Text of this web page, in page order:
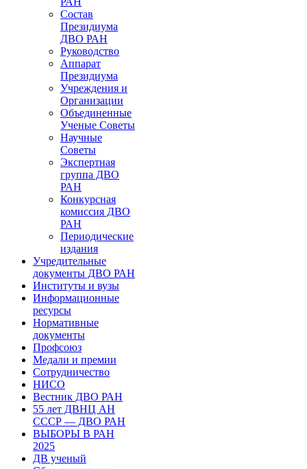
Состав
Президиума
ДВО РАН
Руководство
Аппарат
Президиума
Учреждения и
Организации
Объединенные
Ученые Советы
Научные
Советы
Экспертная
группа ДВО
РАН
Конкурсная
комиссия ДВО
РАН
Периодические
издания
Учредительные
документы ДВО РАН
Институты и вузы
Информационные
ресурсы
Нормативные
документы
Профсоюз
Медали и премии
Сотрудничество
НИСО
Вестник ДВО РАН
55 лет ДВНЦ АН
СССР — ДВО РАН
ВЫБОРЫ В РАН
2025
ДВ ученый